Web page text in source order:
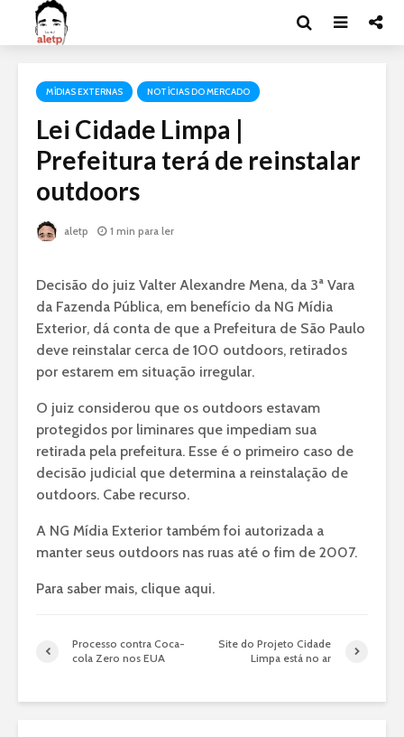
MÍDIAS EXTERNAS NOTÍCIAS DO MERCADO
Lei Cidade Limpa |
Prefeitura terá de reinstalar
outdoors
aletp 1 min para ler
Decisão do juiz Valter Alexandre Mena, da 3ª Vara
da Fazenda Pública, em benefício da NG Mídia
Exterior, dá conta de que a Prefeitura de São Paulo
deve reinstalar cerca de 100 outdoors, retirados
por estarem em situação irregular.
O juiz considerou que os outdoors estavam
protegidos por liminares que impediam sua
retirada pela prefeitura. Esse é o primeiro caso de
decisão judicial que determina a reinstalação de
outdoors. Cabe recurso.
A NG Mídia Exterior também foi autorizada a
manter seus outdoors nas ruas até o fim de 2007.
Para saber mais, clique aqui.
Processo contra Coca-
cola Zero nos EUA
Site do Projeto Cidade
Limpa está no ar